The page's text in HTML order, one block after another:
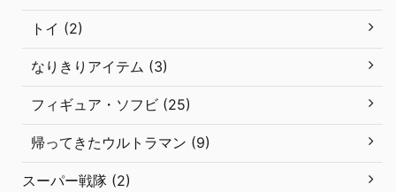
トイ (2)
なりきりアイテム (3)
フィギュア・ソフビ (25)
帰ってきたウルトラマン (9)
スーパー戦隊 (2)